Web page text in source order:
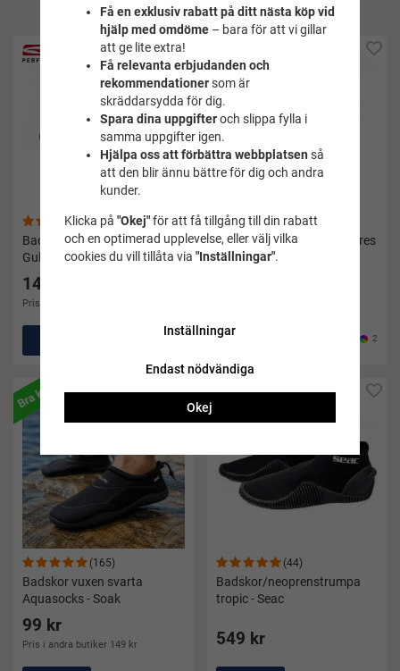
produkt
(10)
Badskor Grå Power Slipper -
Gul
149 kr
Pris i andra butiker 299 kr
(17)
Cyklopset Wahoo blå - Mares
Populär
2
(165)
Badskor vuxen svarta
Aquasocks - Soak
Bra köp
99 kr
Pris i andra butiker 149 kr
(44)
Badskor/neoprenstrumpa
tropic - Seac
549 kr
Få en exklusiv rabatt på ditt nästa köp vid
hjälp med omdöme– bara för att vi gillar
att ge lite extra!
Få relevanta erbjudanden och
rekommendationersom är
skräddarsydda för dig.
Spara dina uppgifteroch slippa fylla i
samma uppgifter igen.
Hjälpa oss att förbättra webbplatsen så
att den blir ännu bättre för dig och andra
kunder.
Klicka på "Okej"för att få tillgång till din rabatt
och en optimerad upplevelse, eller välj vilka
cookies du vill tillåta via "Inställningar".
Inställningar
Endast nödvändiga
Okej